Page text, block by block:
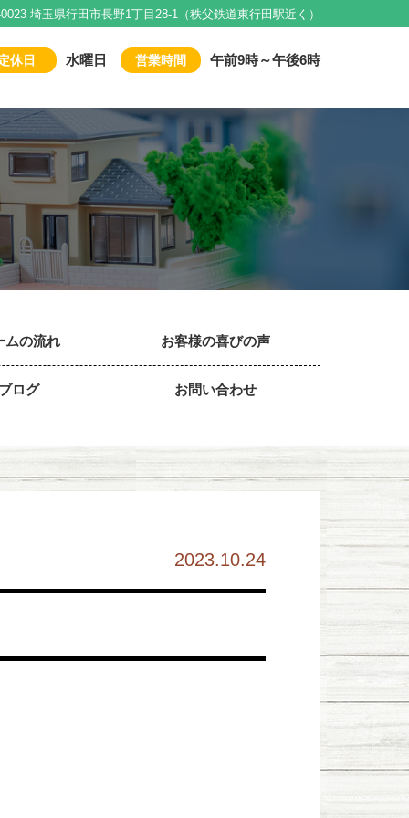
埼玉県行田市長野1丁目28-1（秩父鉄道東行田駅近く）
営業時間 午前9時～午後6時
休日 水曜日
ムの流れ お客様の喜びの声
ログ お問い合わせ
2023.10.24